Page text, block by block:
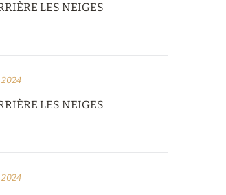
LES NEIGES
LES NEIGES